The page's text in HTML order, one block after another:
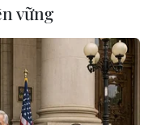
nguồn khởi nghiệp
vững